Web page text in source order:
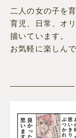
二人の女の子を
育児、日常、オ
描いています。
お気軽に楽しん